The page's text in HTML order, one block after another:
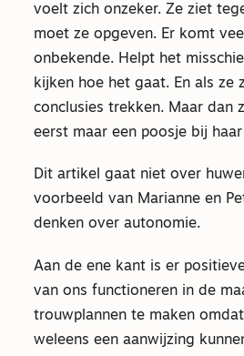
voelt zich onzeker. Ze ziet
moet ze opgeven. Er komt
onbekende. Helpt het
kijken hoe het gaat. En als
conclusies trekken. Maar dan
eerst maar een poosje bij
Dit artikel gaat niet over
voorbeeld van Marianne en
denken over autonomie.
Aan de ene kant is er
van ons functioneren in de
trouwplannen te maken
weleens een aanwijzing